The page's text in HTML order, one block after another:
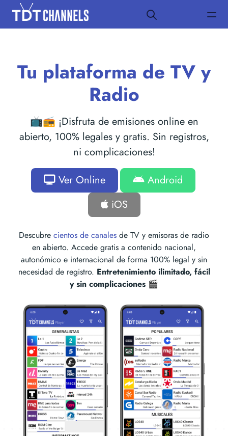
Tu plataforma de TV y
Radio
📺📻 ¡Disfruta de emisiones online en
abierto, 100% legales y gratis. Sin registros,
ni complicaciones!
Ver Online
Android
iOS
Descubre cientos de canales de TV y emisoras de radio
en abierto. Accede gratis a contenido nacional,
autonómico e internacional de forma 100% legal y sin
necesidad de registro. Entretenimiento ilimitado, fácil
y sin complicaciones 🎬